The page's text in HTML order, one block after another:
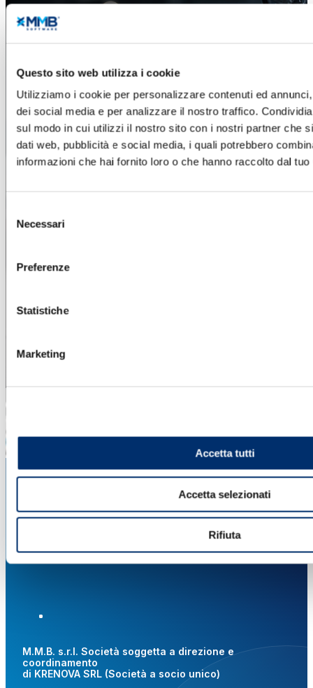
Questo sito web utilizza i cookie
Utilizziamo i cookie per personalizzare contenuti ed
dei social media e per analizzare il nostro traffico.
sul modo in cui utilizzi il nostro sito con i nostri partner che
dati web, pubblicità e social media, i quali potrebbero
informazioni che hai fornito loro o che hanno raccolto dal
delNecessari
Preferenze
Statistiche
Marketing
Accetta tutti
Accetta selezionati
Rifiuta
Vuoi digitalizzare il
Car Service?
Una piattaforma unica, accessibile ovunque e in
ogni momento, che integra tutte le funzionalità
necessarie a centri revisione, officine e gommisti.
M.M.B. s.r.l. Società soggetta a direzione e
coordinamento
di KRENOVA SRL (Società a socio unico)